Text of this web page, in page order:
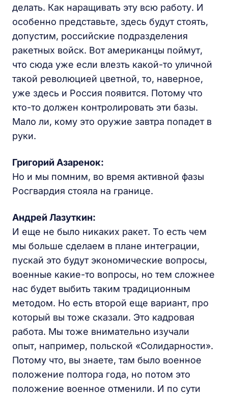
делать. Как наращивать эту всю работу. И
особенно представьте, здесь будут стоять,
допустим, российские подразделения
ракетных войск. Вот американцы поймут,
что сюда уже если влезть какой-то уличной
такой революцией цветной, то, наверное,
уже здесь и Россия появится. Потому что
кто-то должен контролировать эти базы.
Мало ли, кому это оружие завтра попадет в
руки.
Григорий Азаренок:
Но и мы помним, во время активной фазы
Росгвардия стояла на границе.
Андрей Лазуткин:
И еще не было никаких ракет. То есть чем
мы больше сделаем в плане интеграции,
пускай это будут экономические вопросы,
военные какие-то вопросы, но тем сложнее
нас будет выбить таким традиционным
методом. Но есть второй еще вариант, про
который вы тоже сказали. Это кадровая
работа. Мы тоже внимательно изучали
опыт, например, польской «Солидарности».
Потому что, вы знаете, там было военное
положение полтора года, но потом это
положение военное отменили. И по сути